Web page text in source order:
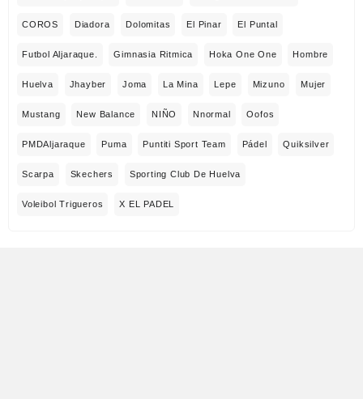
COROS Diadora Dolomitas El Pinar El Puntal
Futbol Aljaraque. Gimnasia Ritmica Hoka One One Hombre
Huelva Jhayber Joma La Mina Lepe Mizuno Mujer
Mustang New Balance NIÑO Nnormal Oofos
PMDAljaraque Puma Puntiti Sport Team Pádel Quiksilver
Scarpa Skechers Sporting Club De Huelva
Voleibol Trigueros X EL PADEL